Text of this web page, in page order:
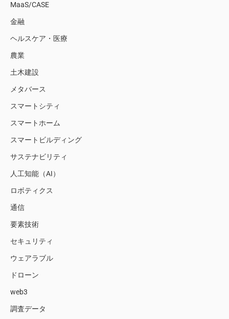
MaaS/CASE
金融
ヘルスケア・医療
農業
土木建設
メタバース
スマートシティ
スマートホーム
スマートビルディング
サステナビリティ
人工知能（AI）
ロボティクス
通信
要素技術
セキュリティ
ウェアラブル
ドローン
web3
調査データ